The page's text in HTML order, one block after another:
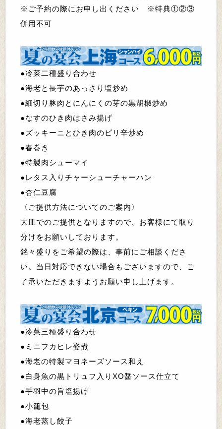
※ご予約の際にお申し出ください ※特典①②③
併用不可
●冷菜二種盛り合わせ
●海老と長芋のあっさり塩炒め
●細切り豚肉とにんにくの芽の黒胡椒炒め
●なすのひき肉はさみ揚げ
●ズッキーニとひき肉のピリ辛炒め
●春巻き
●特製肉シューマイ
● レタス入りチャーシューチャーハン
●杏仁豆腐
〈ご提供方法についてのご案内〉
大皿でのご提供となりますので、お客様にて取り
分けをお願いしております。
銘々盛りをご希望の際は、事前にご相談くださ
い。 当日対応できない場合もございますので、ご
了承いただきますようお願い申し上げます。
●冷菜三種盛り合わせ
● ミニフカヒレ姿煮
●海老の特製マヨネーズソース和え
●白身魚の黒トリュフ入りXO醤ソース仕立て
●手羽中の旨塩揚げ
●小籠包
●海老蒸し餃子